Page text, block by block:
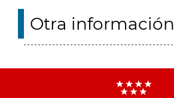
Otra información